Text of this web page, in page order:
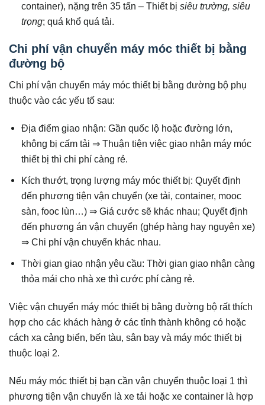
container), nặng trên 35 tấn – Thiết bịsiêu trường, siêu
trọng; quá khổ quá tải.
Chi phí vận chuyển máy móc thiết bị bằng
đường bộ
Chi phí vận chuyển máy móc thiết bị bằng đường bộ phụ
thuộc vào các yếu tố sau:
Địa điểm giao nhận: Gần quốc lộ hoặc đường lớn,
không bị cấm tải ⇒ Thuận tiện việc giao nhận máy móc
thiết bị thì chi phí càng rẻ.
Kích thướt, trọng lượng máy móc thiết bị: Quyết định
đến phương tiện vận chuyển (xe tải, container, mooc
sàn, fooc lùn…) ⇒ Giá cước sẽ khác nhau; Quyết định
đến phương án vận chuyển (ghép hàng hay nguyên xe)
⇒ Chi phí vận chuyển khác nhau.
Thời gian giao nhận yêu cầu: Thời gian giao nhận càng
thỏa mái cho nhà xe thì cước phí càng rẻ.
Việc vận chuyển máy móc thiết bị bằng đường bộ rất thích
hợp cho các khách hàng ở các tỉnh thành không có hoặc
cách xa cảng biển, bến tàu, sân bay và máy móc thiết bị
thuộc loại 2.
Nếu máy móc thiết bị bạn cần vận chuyển thuộc loại 1 thì
phương tiện vận chuyển là xe tải hoặc xe container là hợp